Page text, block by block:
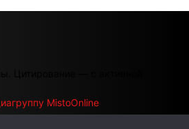
Цитирование — с активной
MistoOnline